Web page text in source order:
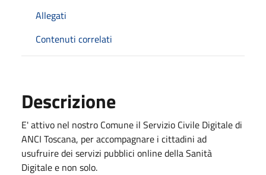
Allegati
Contenuti correlati
Descrizione
E' attivo nel nostro Comune il Servizio Civile Digitale di
ANCI Toscana, per accompagnare i cittadini ad
usufruire dei servizi pubblici online della Sanità
Digitale e non solo.